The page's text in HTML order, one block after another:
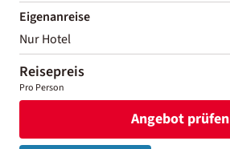
Eigenanreise
Nur Hotel
Reisepreis
Pro Person
Angebot prüfen